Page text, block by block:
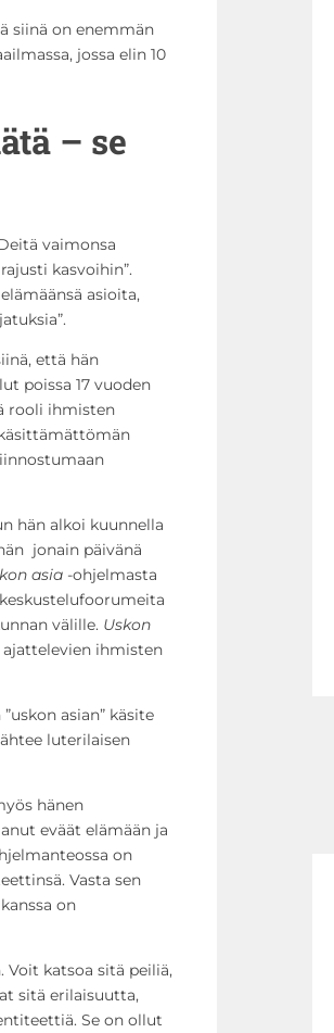
siinä on enemmän
jossa elin 10
– se
vaimonsa
kasvoihin”.
asioita,
että hän
poissa 17 vuoden
rooli ihmisten
hän alkoi kuunnella
jonain päivänä
asia-ohjelmasta
välille. Uskon
ihmisten
asian” käsite
luterilaisen
hänen
eväät elämään ja
on
Vasta sen
on
Voit katsoa sitä peiliä,
sitä erilaisuutta,
Se on ollut